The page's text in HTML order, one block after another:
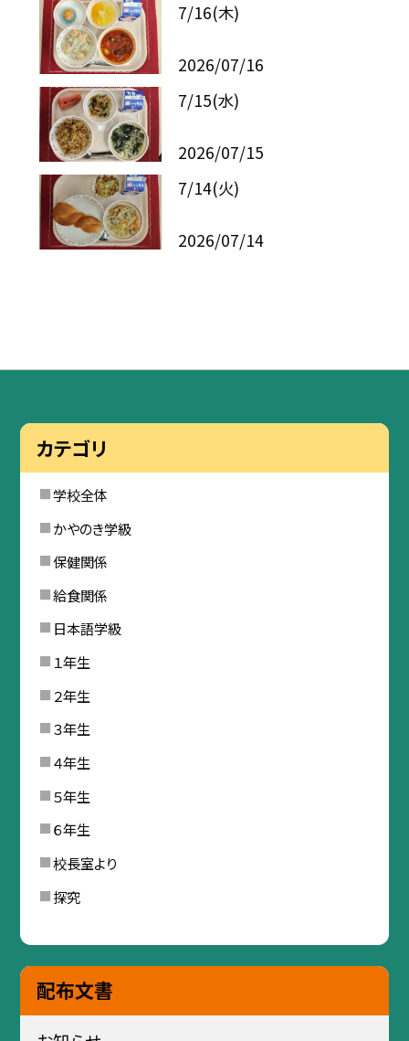
7/16(木)
2026/07/16
7/15(水)
2026/07/15
7/14(火)
2026/07/14
カテゴリ
学校全体
かやのき学級
保健関係
給食関係
日本語学級
１年生
２年生
３年生
４年生
５年生
６年生
校長室より
探究
配布文書